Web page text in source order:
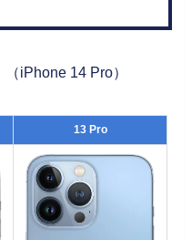
（iPhone 14 Pro）
13 Pro